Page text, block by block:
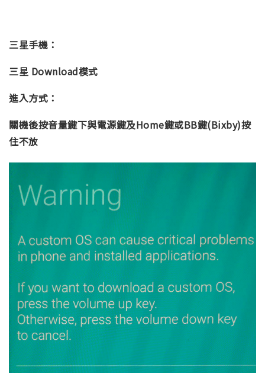
三星手機：
三星 Download模式
進入方式：
關機後按音量鍵下與電源鍵及Home鍵或BB鍵(Bixby)按
住不放